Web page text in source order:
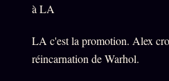
à LA
LA c'est la promotion. Alex
réincarnation de Warhol.